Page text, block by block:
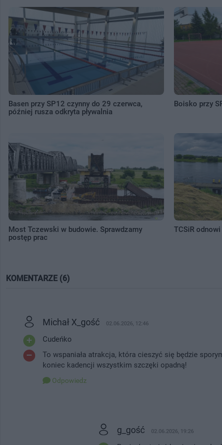
Basen przy SP12 czynny do 29 czerwca,
później rusza odkryta pływalnia
Boisko przy
Most Tczewski w budowie. Sprawdzamy
postęp prac
TCSiR
KOMENTARZE (6)
Michał X_gość 02.06.2026, 12:46
Cudeńko
To wspaniała atrakcja, która cieszyć się będzie
koniec kadencji wszystkim szczęki opadną!
Odpowiedz
g_gość 02.06.2026, 19:26